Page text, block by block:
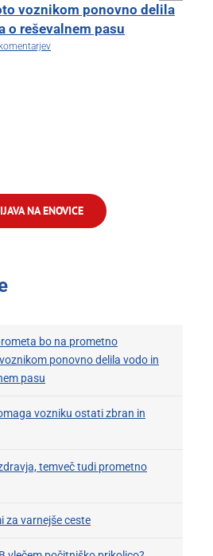
voznikom ponovno delila
o reševalnem pasu
NA ENOVICE
bo na prometno
ponovno delila vodo in
pasu
vozniku ostati zbran in
temveč tudi prometno
za varnejše ceste